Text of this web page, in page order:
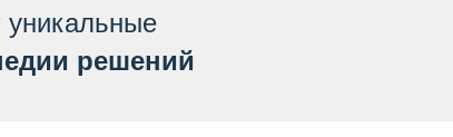
уникальные
решений